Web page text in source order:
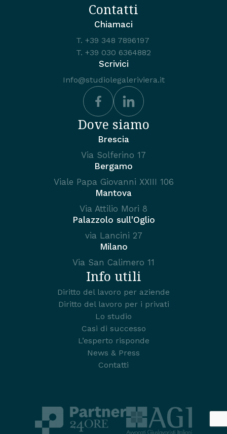
Contatti
Chiamaci
T. +39 348 7896197
T. +39 030 6364882
Scrivici
Info@studiolegaleriviera.it
Dove siamo
Brescia
Via Solferino 17
Bergamo
Viale Papa Giovanni XXIII 106
Mantova
Via Attilio Mori 8
Palazzolo sull'Oglio
via Lancini 27
Milano
Via San Calimero 11
Info utili
Diritto del lavoro per aziende
Diritto del lavoro per i privati
Lo studio
Casi di successo
L’esperto risponde
News & Press
Contatti